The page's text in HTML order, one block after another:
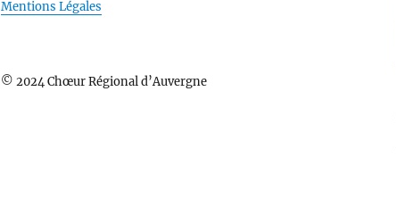
Mentions Légales
© 2024 Chœur Régional d’Auvergne